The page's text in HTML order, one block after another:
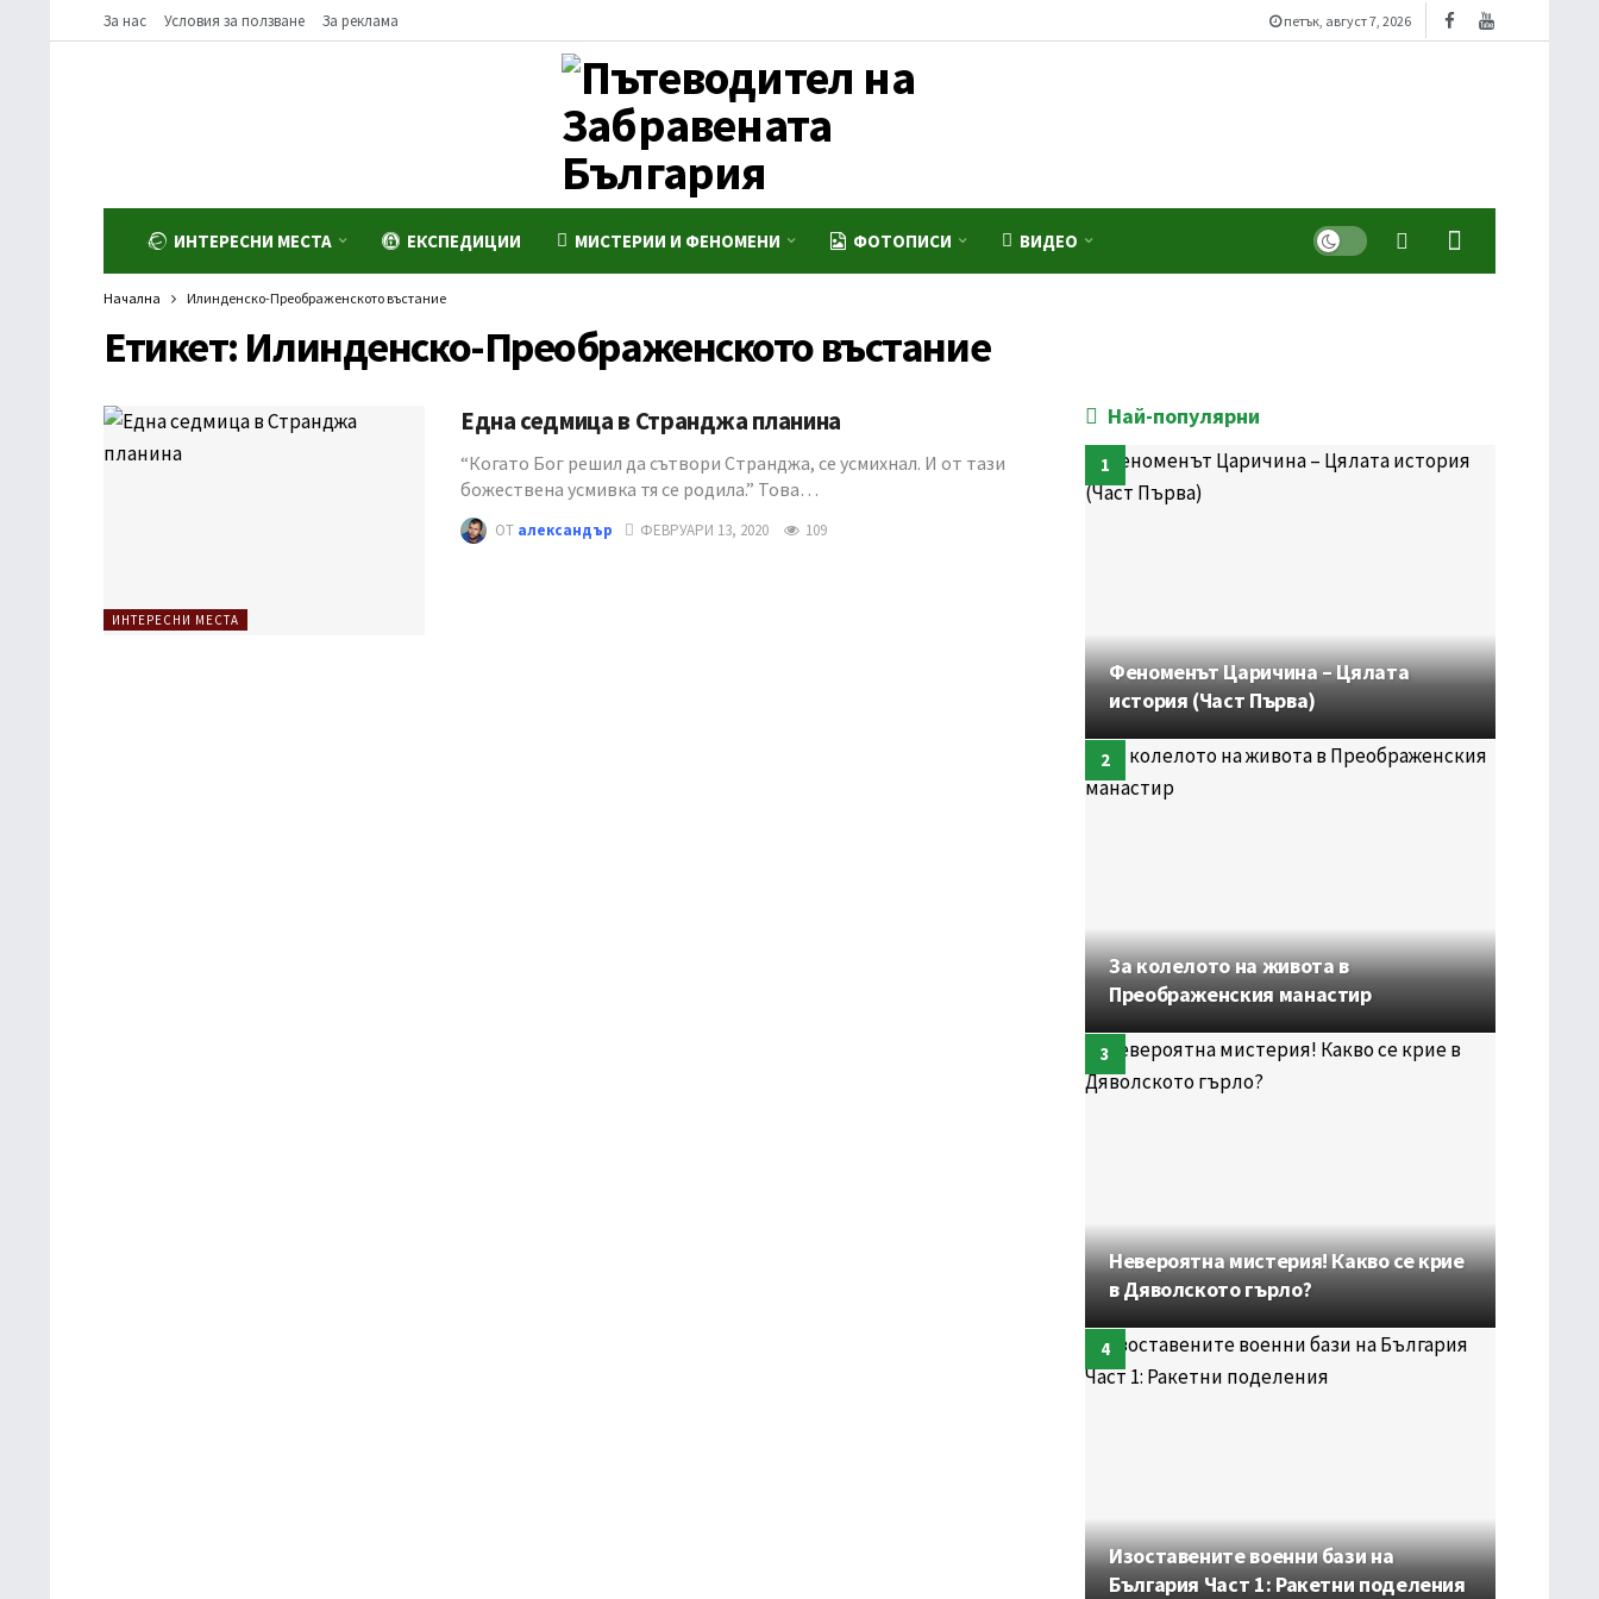
За нас Условия за ползване За реклама петък, август 7, 2026
ИНТЕРЕСНИ МЕСТА ЕКСПЕДИЦИИ МИСТЕРИИ И ФЕНОМЕНИ ФОТОПИСИ ВИДЕО Dark mode
Начална Илинденско-Преображенското въстание
Етикет: Илинденско-Преображенското въстание
ИНТЕРЕСНИ МЕСТА
Една седмица в Странджа планина
“Когато Бог решил да сътвори Странджа, се усмихнал. И от тази
божествена усмивка тя се родила.” Това…
ОТ александър ФЕВРУАРИ 13, 2020 109
Най-популярни
Феноменът Царичина – Цялата
история (Част Първа)
За колелото на живота в
Преображенския манастир
Невероятна мистерия! Какво се крие
в Дяволското гърло?
Изоставените военни бази на
България Част 1: Ракетни поделения